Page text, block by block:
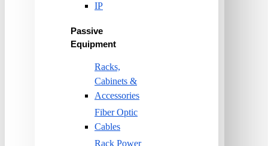
IP
Passive
Equipment
Racks,
Cabinets &
Accessories
Fiber Optic
Cables
Rack Power